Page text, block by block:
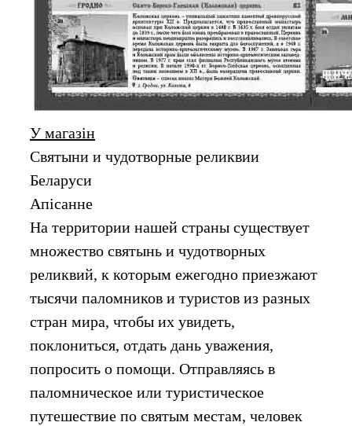
У магазін
Святыни и чудотворные реликвии
Беларуси
Апiсанне
На территории нашей страны существует
множество святынь и чудотворных
реликвий, к которым ежегодно приезжают
тысячи паломников и туристов из разных
стран мира, чтобы их увидеть,
поклониться, отдать дань уважения,
попросить о помощи. Отправляясь в
паломническое или туристическое
путешествие по святым местам, человек